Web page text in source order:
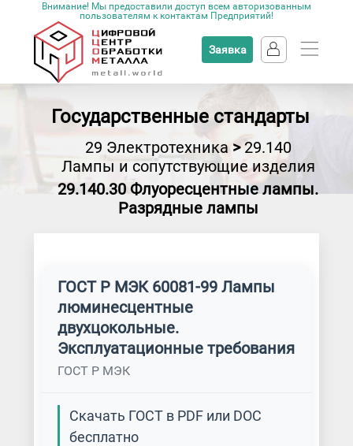
Внимание! Мы предоставили доступ всем авторизованным
пользователям к контактам Предприятий!
Заявка
Государственные стандарты
29 Электротехника>29.140
Лампы и сопутствующие изделия
29.140.30 Флуоресцентные лампы.
Разрядные лампы
ГОСТ Р МЭК 60081-99 Лампы
люминесцентные
двухцокольные.
Эксплуатационные требования
ГОСТ Р МЭК
Скачать ГОСТ в PDF или DOC
бесплатно